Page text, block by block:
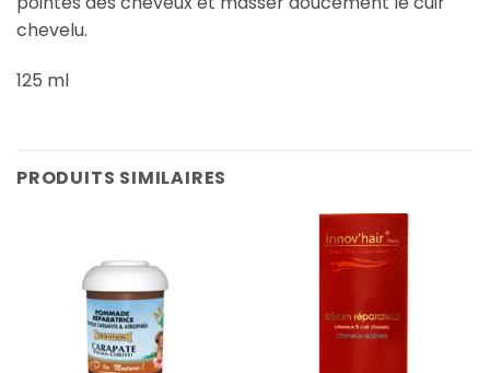
chevelu.
125 ml
PRODUITS SIMILAIRES